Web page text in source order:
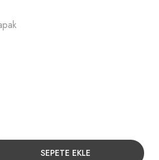
SEPETE EKLE